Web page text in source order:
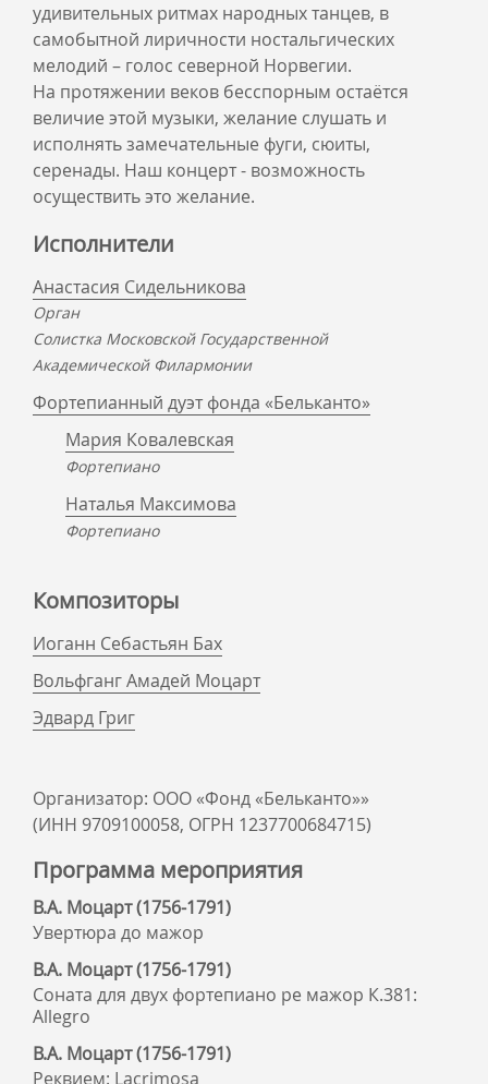
удивительных ритмах народных танцев, в
самобытной лиричности ностальгических
мелодий – голос северной Норвегии.
На протяжении веков бесспорным остаётся
величие этой музыки, желание слушать и
исполнять замечательные фуги, сюиты,
серенады. Наш концерт - возможность
осуществить это желание.
Исполнители
Анастасия Сидельникова
Орган
Солистка Московской Государственной
Академической Филармонии
Фортепианный дуэт фонда «Бельканто»
Мария Ковалевская
Фортепиано
Наталья Максимова
Фортепиано
Композиторы
Иоганн Себастьян Бах
Вольфганг Амадей Моцарт
Эдвард Григ
Организатор: ООО «Фонд «Бельканто»»
(ИНН 9709100058, ОГРН 1237700684715)
Программа мероприятия
В.А. Моцарт (1756-1791)
Увертюра до мажор
В.А. Моцарт (1756-1791)
Соната для двух фортепиано ре мажор К.381:
Allegro
В.А. Моцарт (1756-1791)
Реквием: Lacrimosa